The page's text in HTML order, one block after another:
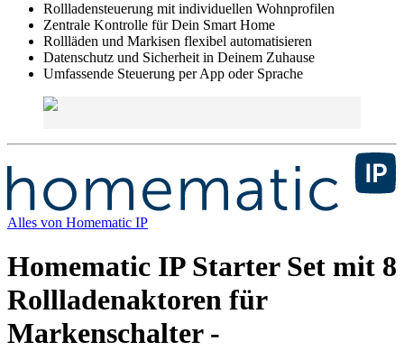
Rollladensteuerung mit individuellen Wohnprofilen
Zentrale Kontrolle für Dein Smart Home
Rollläden und Markisen flexibel automatisieren
Datenschutz und Sicherheit in Deinem Zuhause
Umfassende Steuerung per App oder Sprache
Alles von Homematic IP
Homematic IP Starter Set mit 8
Rollladenaktoren für
Markenschalter -